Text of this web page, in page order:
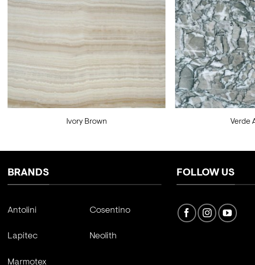
Ivory Brown Verde
BRANDS
Antolini
Lapitec
Marmotex
Cosentino
Neolith
FOLLOW US